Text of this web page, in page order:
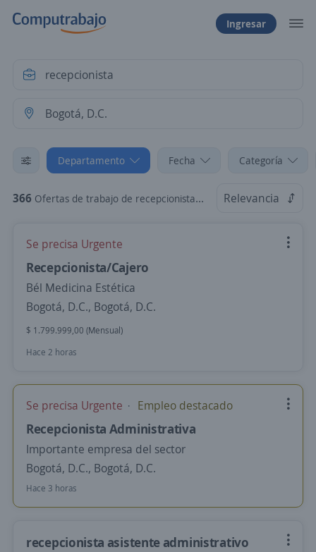
Ingresar
Departamento Fecha Categoría
366 Ofertas de trabajo de recepcionista en Bogotá, D.C., Bogotá, D.C. Relevancia
Se precisa Urgente
Recepcionista/Cajero
Bél Medicina Estética
Bogotá, D.C., Bogotá, D.C.
$ 1.799.999,00 (Mensual)
Hace 2 horas
Se precisa Urgente Empleo destacado
Recepcionista Administrativa
Importante empresa del sector
Bogotá, D.C., Bogotá, D.C.
Hace 3 horas
recepcionista asistente administrativo